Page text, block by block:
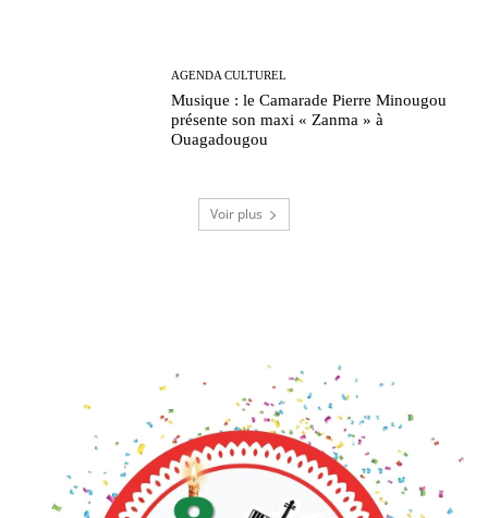
AGENDA CULTUREL
Musique : le Camarade Pierre Minougou
présente son maxi « Zanma » à
Ouagadougou
Voir plus